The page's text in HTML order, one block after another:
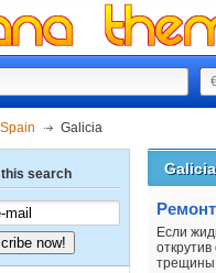
Spain Galicia
Galicia
Если
трещины
search
now!